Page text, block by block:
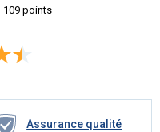
109 points
Assurance qualité